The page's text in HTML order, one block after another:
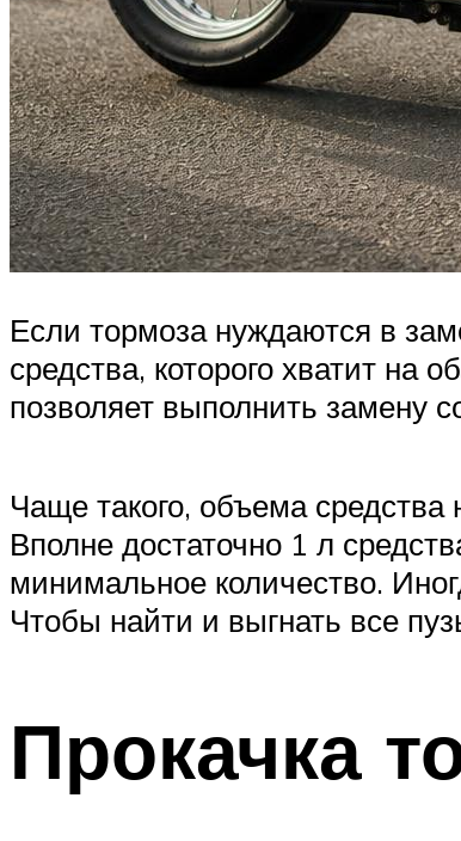
Если тормоза нуждаются в
средства, которого хватит на
позволяет выполнить замену
Чаще такого, объема
Вполне достаточно 1 л
минимальное количество.
Чтобы найти и выгнать все
Прокачка